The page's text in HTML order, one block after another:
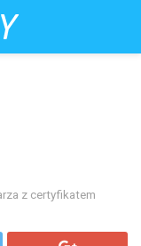
z certyfikatem